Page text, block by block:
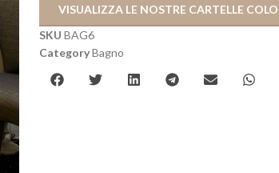
VISUALIZZA LE NOSTRE CARTELLE
SKU BAG6
CategoryBagno